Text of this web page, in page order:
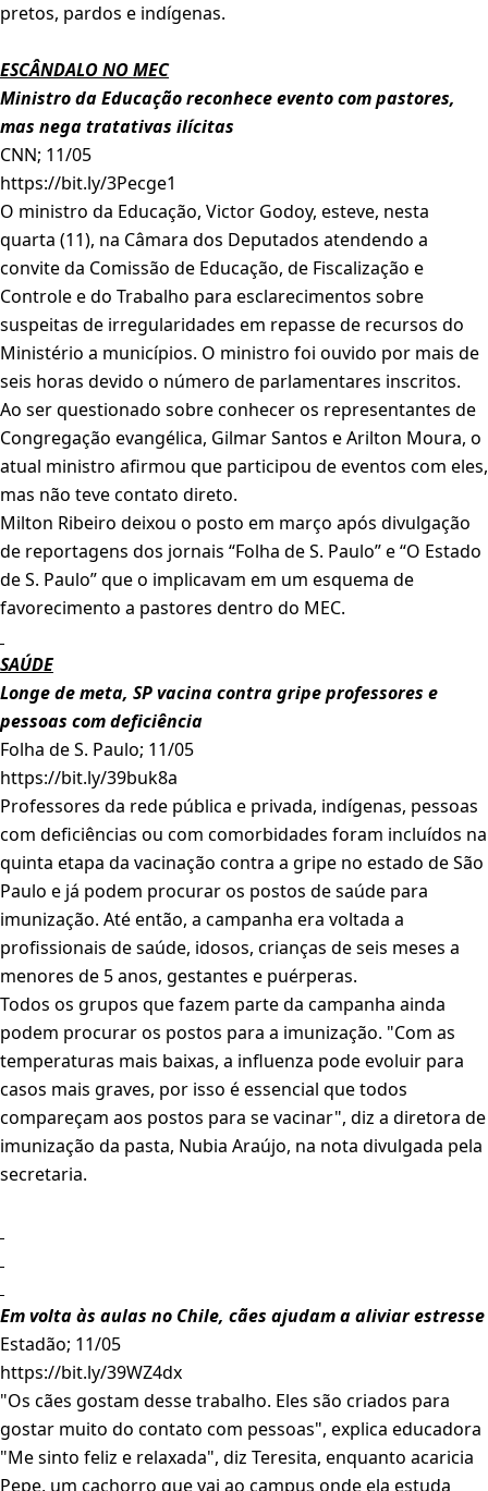
pretos, pardos e indígenas.
ESCÂNDALO NO MEC
Ministro da Educação reconhece evento com pastores,
mas nega tratativas ilícitas
CNN; 11/05
https://bit.ly/3Pecge1
O ministro da Educação, Victor Godoy, esteve, nesta
quarta (11), na Câmara dos Deputados atendendo a
convite da Comissão de Educação, de Fiscalização e
Controle e do Trabalho para esclarecimentos sobre
suspeitas de irregularidades em repasse de recursos do
Ministério a municípios. O ministro foi ouvido por mais de
seis horas devido o número de parlamentares inscritos.
Ao ser questionado sobre conhecer os representantes de
Congregação evangélica, Gilmar Santos e Arilton Moura, o
atual ministro afirmou que participou de eventos com eles,
mas não teve contato direto.
Milton Ribeiro deixou o posto em março após divulgação
de reportagens dos jornais “Folha de S. Paulo” e “O Estado
de S. Paulo” que o implicavam em um esquema de
favorecimento a pastores dentro do MEC.
SAÚDE
Longe de meta, SP vacina contra gripe professores e
pessoas com deficiência
Folha de S. Paulo; 11/05
https://bit.ly/39buk8a
Professores da rede pública e privada, indígenas, pessoas
com deficiências ou com comorbidades foram incluídos na
quinta etapa da vacinação contra a gripe no estado de São
Paulo e já podem procurar os postos de saúde para
imunização. Até então, a campanha era voltada a
profissionais de saúde, idosos, crianças de seis meses a
menores de 5 anos, gestantes e puérperas.
Todos os grupos que fazem parte da campanha ainda
podem procurar os postos para a imunização. "Com as
temperaturas mais baixas, a influenza pode evoluir para
casos mais graves, por isso é essencial que todos
compareçam aos postos para se vacinar", diz a diretora de
imunização da pasta, Nubia Araújo, na nota divulgada pela
secretaria.
Em volta às aulas no Chile, cães ajudam a aliviar estresse
Estadão; 11/05
https://bit.ly/39WZ4dx
"Os cães gostam desse trabalho. Eles são criados para
gostar muito do contato com pessoas", explica educadora
"Me sinto feliz e relaxada", diz Teresita, enquanto acaricia
Pepe, um cachorro que vai ao campus onde ela estuda